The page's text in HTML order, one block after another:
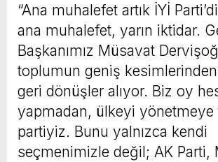
“Ana muhalefet artık İYİ
ana muhalefet, yarın iktidar.
Başkanımız Müsavat
toplumun geniş
geri dönüşler alıyor. Biz oy
yapmadan, ülkeyi yönetmeye
partiyiz. Bunu yalnızca kendi
seçmenimizle değil; AK Parti,